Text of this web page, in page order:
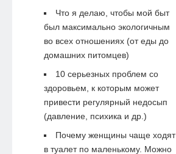
Что я делаю, чтобы мой быт
был максимально экологичным
во всех отношениях (от еды до
домашних питомцев)
10 серьезных проблем со
здоровьем, к которым может
привести регулярный недосып
(давление, психика и др.)
Почему женщины чаще ходят
в туалет по маленькому. Можно